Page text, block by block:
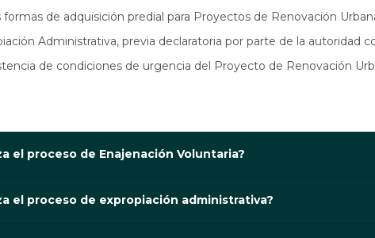
formas de adquisición predial para Proyectos de Renovación
Administrativa, previa declaratoria por parte de la
de condiciones de urgencia del Proyecto de Renovación
el proceso de Enajenación Voluntaria?
el proceso de expropiación administrativa?